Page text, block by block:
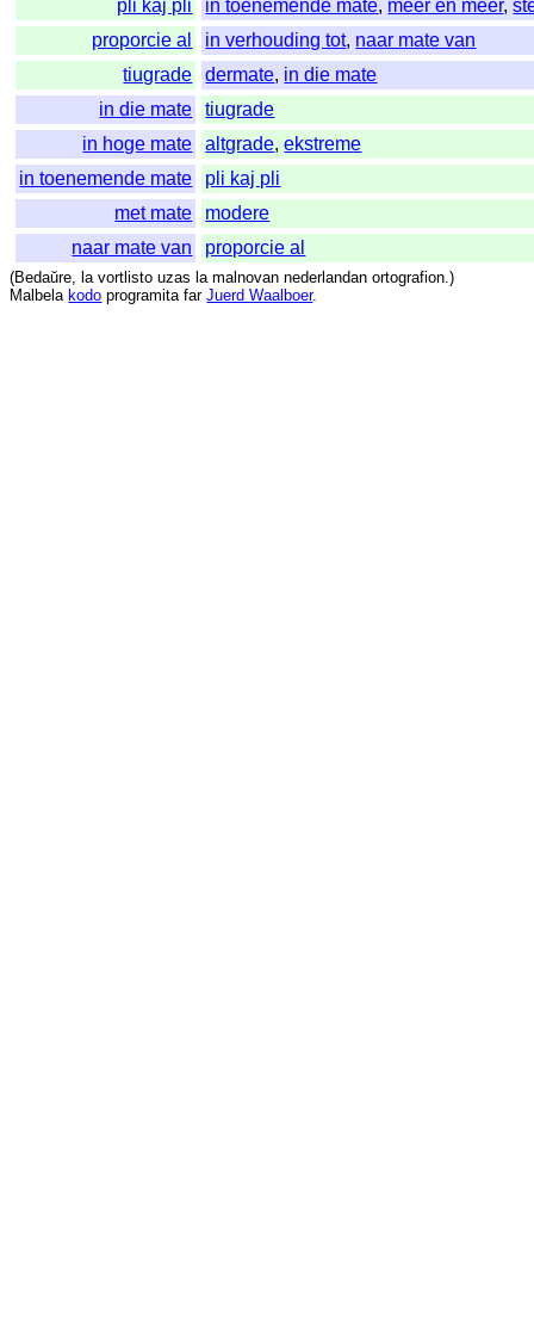
pli kaj pli
in toenemende mate, meer en meer,
proporcie al
in verhouding tot, naar mate van
tiugrade
dermate, in die mate
in die mate
tiugrade
in hoge mate
altgrade,ekstreme
in toenemende mate
pli kaj pli
met mate
modere
naar mate van
proporcie al
(Bedaŭre, la vortlisto uzas la malnovan nederlandan ortografion.)
Malbela kodo programita far Juerd Waalboer.